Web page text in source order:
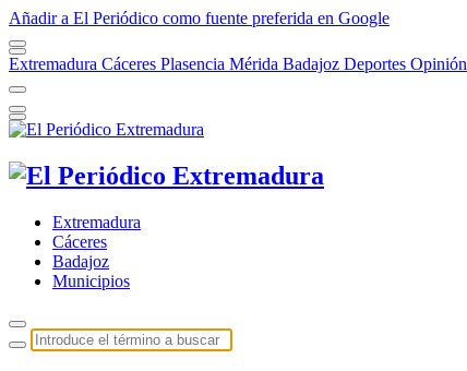
Añadir a El Periódico como fuente preferida en Google
Extremadura Cáceres Plasencia Mérida Badajoz Deportes Opinión
Extremadura
Cáceres
Badajoz
Municipios